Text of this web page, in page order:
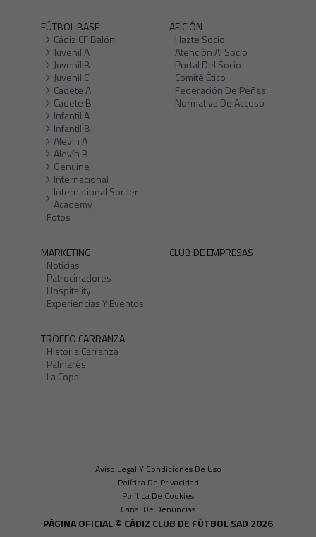
FÚTBOL BASE
Cádiz CF Balón
Juvenil A
Juvenil B
Juvenil C
Cadete A
Cadete B
Infantil A
Infantil B
Alevín A
Alevín B
Genuine
Internacional
International Soccer
Academy
Fotos
AFICIÓN
Hazte Socio
Atención Al Socio
Portal Del Socio
Comité Ético
Federación De Peñas
Normativa De Acceso
MARKETING
Noticias
Patrocinadores
Hospitality
Experiencias Y Eventos
CLUB DE EMPRESAS
TROFEO CARRANZA
Historia Carranza
Palmarés
La Copa
Aviso Legal Y Condiciones De Uso
Política De Privacidad
Política De Cookies
Canal De Denuncias
PÀGINA OFICIAL © CÁDIZ CLUB DE FÚTBOL SAD 2026